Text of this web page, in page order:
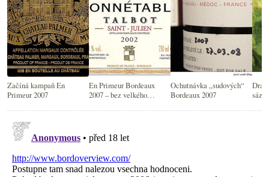
Začíná kampaň En
Primeur 2007
En Primeur Bordeaux
2007 – bez velkého
Ochutnávka „sudových“
Bordeaux 2007